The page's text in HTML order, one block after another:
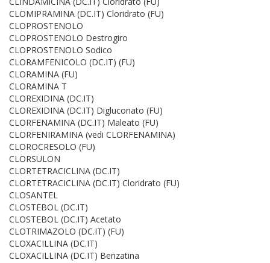
CLOMIPRAMINA (DC.IT) Cloridrato (FU)
CLOPROSTENOLO
CLOPROSTENOLO Destrogiro
CLOPROSTENOLO Sodico
CLORAMFENICOLO (DC.IT) (FU)
CLORAMINA (FU)
CLORAMINA T
CLOREXIDINA (DC.IT)
CLOREXIDINA (DC.IT) Digluconato (FU)
CLORFENAMINA (DC.IT) Maleato (FU)
CLORFENIRAMINA (vedi CLORFENAMINA)
CLOROCRESOLO (FU)
CLORSULON
CLORTETRACICLINA (DC.IT)
CLORTETRACICLINA (DC.IT) Cloridrato (FU)
CLOSANTEL
CLOSTEBOL (DC.IT)
CLOSTEBOL (DC.IT) Acetato
CLOTRIMAZOLO (DC.IT) (FU)
CLOXACILLINA (DC.IT)
CLOXACILLINA (DC.IT) Benzatina